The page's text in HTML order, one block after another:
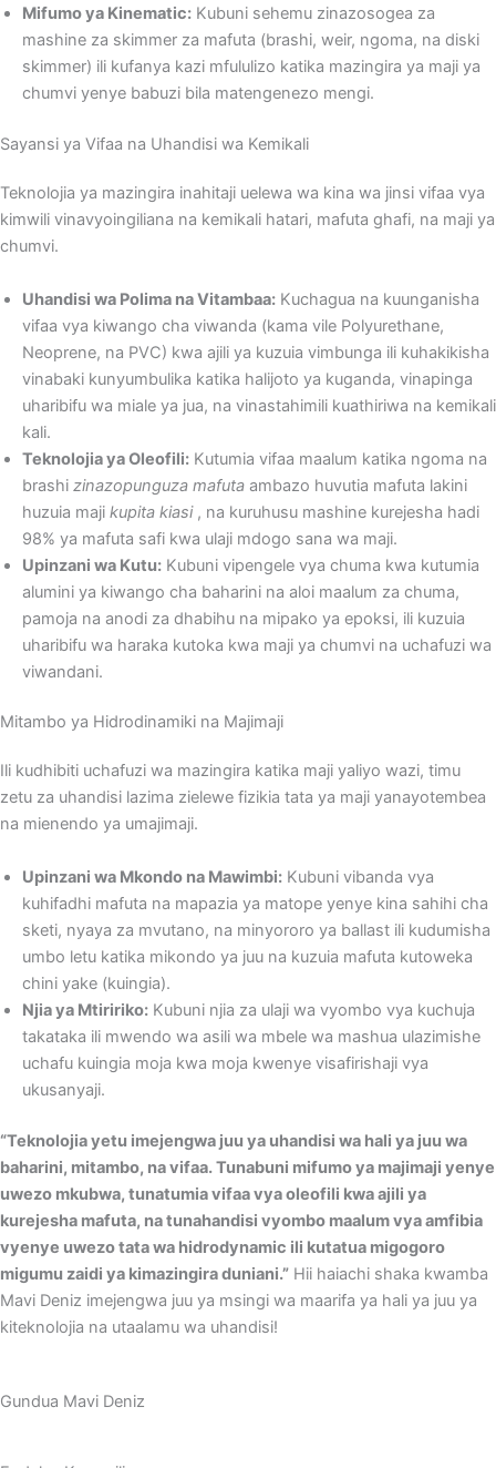
Mifumo ya Kinematic: Kubuni sehemu zinazosogea za
mashine za skimmer za mafuta (brashi, weir, ngoma, na diski
skimmer) ili kufanya kazi mfululizo katika mazingira ya maji ya
chumvi yenye babuzi bila matengenezo mengi.
Sayansi ya Vifaa na Uhandisi wa Kemikali
Teknolojia ya mazingira inahitaji uelewa wa kina wa jinsi vifaa vya
kimwili vinavyoingiliana na kemikali hatari, mafuta ghafi, na maji ya
chumvi.
Uhandisi wa Polima na Vitambaa: Kuchagua na kuunganisha
vifaa vya kiwango cha viwanda (kama vile Polyurethane,
Neoprene, na PVC) kwa ajili ya kuzuia vimbunga ili kuhakikisha
vinabaki kunyumbulika katika halijoto ya kuganda, vinapinga
uharibifu wa miale ya jua, na vinastahimili kuathiriwa na kemikali
kali.
Teknolojia ya Oleofili: Kutumia vifaa maalum katika ngoma na
brashi zinazopunguza mafuta ambazo huvutia mafuta lakini
huzuia maji kupita kiasi, na kuruhusu mashine kurejesha hadi
98% ya mafuta safi kwa ulaji mdogo sana wa maji.
Upinzani wa Kutu: Kubuni vipengele vya chuma kwa kutumia
alumini ya kiwango cha baharini na aloi maalum za chuma,
pamoja na anodi za dhabihu na mipako ya epoksi, ili kuzuia
uharibifu wa haraka kutoka kwa maji ya chumvi na uchafuzi wa
viwandani.
Mitambo ya Hidrodinamiki na Majimaji
Ili kudhibiti uchafuzi wa mazingira katika maji yaliyo wazi, timu
zetu za uhandisi lazima zielewe fizikia tata ya maji yanayotembea
na mienendo ya umajimaji.
Upinzani wa Mkondo na Mawimbi: Kubuni vibanda vya
kuhifadhi mafuta na mapazia ya matope yenye kina sahihi cha
sketi, nyaya za mvutano, na minyororo ya ballast ili kudumisha
umbo letu katika mikondo ya juu na kuzuia mafuta kutoweka
chini yake (kuingia).
Njia ya Mtiririko: Kubuni njia za ulaji wa vyombo vya kuchuja
takataka ili mwendo wa asili wa mbele wa mashua ulazimishe
uchafu kuingia moja kwa moja kwenye visafirishaji vya
ukusanyaji.
“Teknolojia yetu imejengwa juu ya uhandisi wa hali ya juu wa
baharini, mitambo, na vifaa. Tunabuni mifumo ya majimaji yenye
uwezo mkubwa, tunatumia vifaa vya oleofili kwa ajili ya
kurejesha mafuta, na tunahandisi vyombo maalum vya amfibia
vyenye uwezo tata wa hidrodynamic ili kutatua migogoro
migumu zaidi ya kimazingira duniani.” Hii haiachi shaka kwamba
Mavi Deniz imejengwa juu ya msingi wa maarifa ya hali ya juu ya
kiteknolojia na utaalamu wa uhandisi!
Gundua Mavi Deniz